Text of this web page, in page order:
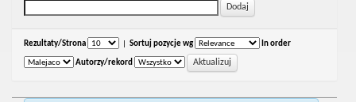
Rezultaty/Strona Sortuj pozycje wg In order
Autorzy/rekord